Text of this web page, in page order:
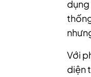
Với
diện